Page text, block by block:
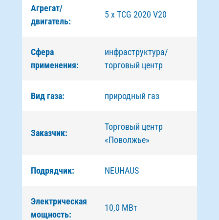
Агрегат/
двигатель:
5 x TCG 2020 V20
Сфера
применения:
инфраструктура/
торговый центр
Вид газа: природный газ
Заказчик:
Торговый центр
«Поволжье»
Подрядчик: NEUHAUS
Электрическая
мощность:
10,0 МВт